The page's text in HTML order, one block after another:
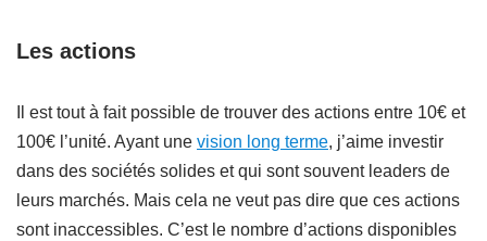
Les actions
Il est tout à fait possible de trouver des actions entre 10€ et
100€ l’unité. Ayant une vision long terme, j’aime investir
dans des sociétés solides et qui sont souvent leaders de
leurs marchés. Mais cela ne veut pas dire que ces actions
sont inaccessibles. C’est le nombre d’actions disponibles